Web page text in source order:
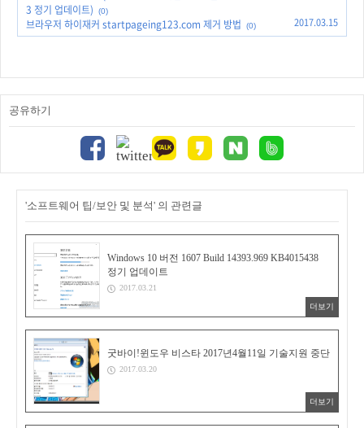
3 정기 업데이트)
(0)
브라우저 하이재커 startpageing123.com 제거 방법 (0) 2017.03.15
공유하기
'소프트웨어 팁/보안 및 분석' 의 관련글
Windows 10 버전 1607 Build 14393.969 KB4015438
정기 업데이트
2017.03.21
더보기
굿바이!윈도우 비스타 2017년4월11일 기술지원 중단
2017.03.20
더보기